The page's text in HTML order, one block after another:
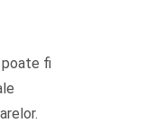
poate fi